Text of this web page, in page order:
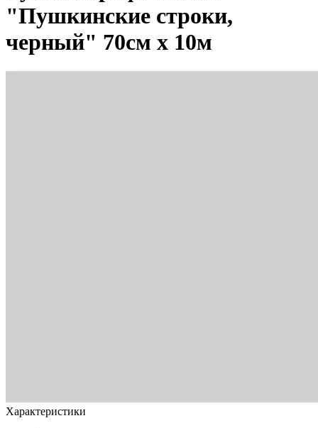
"Пушкинские строки,
черный" 70см х 10м
Характеристики